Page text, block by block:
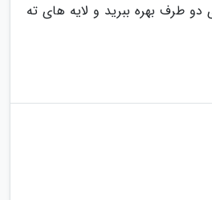
دو طرف بهره ببرید و لایه های ته